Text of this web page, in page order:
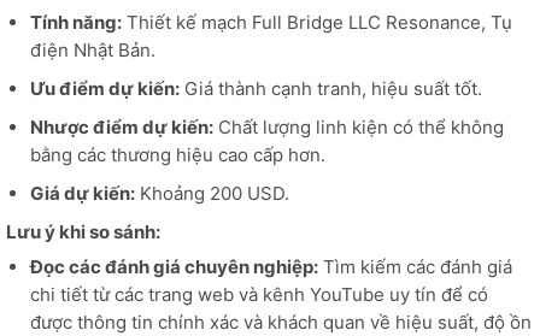
Tính năng:Thiết kế mạch Full Bridge LLC Resonance, Tụ
điện Nhật Bản.
Ưu điểm dự kiến:Giá thành cạnh tranh, hiệu suất tốt.
Nhược điểm dự kiến:Chất lượng linh kiện có thể không
bằng các thương hiệu cao cấp hơn.
Giá dự kiến:Khoảng 200 USD.
Lưu ý khi so sánh:
Đọc các đánh giá chuyên nghiệp:Tìm kiếm các đánh giá
chi tiết từ các trang web và kênh YouTube uy tín để có
được thông tin chính xác và khách quan về hiệu suất, độ ồn